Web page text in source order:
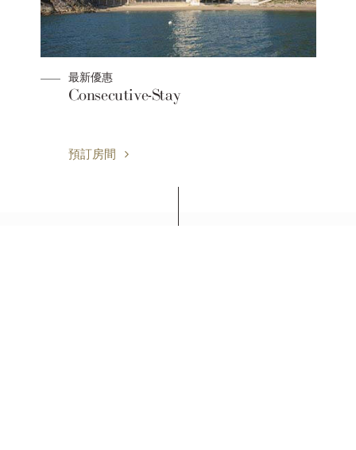
最新優惠
Consecutive-Stay
預訂房間